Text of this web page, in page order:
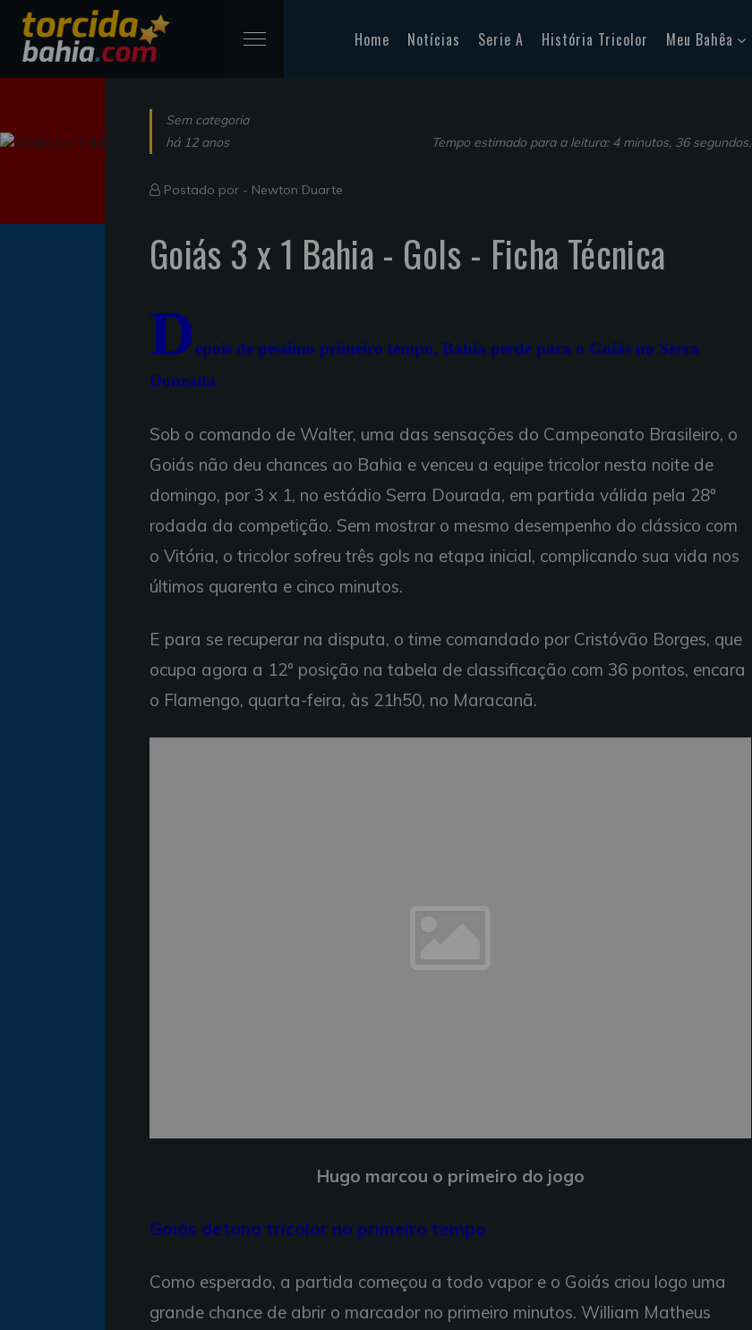
Home Notícias Serie A História Tricolor Meu Bahêa
Sem categoria
há 12 anos
Tempo estimado para a leitura: 4 minutos, 36 segundos.
Postado por - Newton Duarte
Goiás 3 x 1 Bahia - Gols - Ficha Técnica
Depois de péssimo primeiro tempo, Bahia perde para o Goiás no Serra
Dourada
Sob o comando de Walter, uma das sensações do Campeonato Brasileiro, o
Goiás não deu chances ao Bahia e venceu a equipe tricolor nesta noite de
domingo, por 3 x 1, no estádio Serra Dourada, em partida válida pela 28º
rodada da competição. Sem mostrar o mesmo desempenho do clássico com
o Vitória, o tricolor sofreu três gols na etapa inicial, complicando sua vida nos
últimos quarenta e cinco minutos.
E para se recuperar na disputa, o time comandado por Cristóvão Borges, que
ocupa agora a 12º posição na tabela de classificação com 36 pontos, encara
o Flamengo, quarta-feira, às 21h50, no Maracanã.
Hugo marcou o primeiro do jogo
Goiás detona tricolor no primeiro tempo
Como esperado, a partida começou a todo vapor e o Goiás criou logo uma
grande chance de abrir o marcador no primeiro minutos. William Matheus